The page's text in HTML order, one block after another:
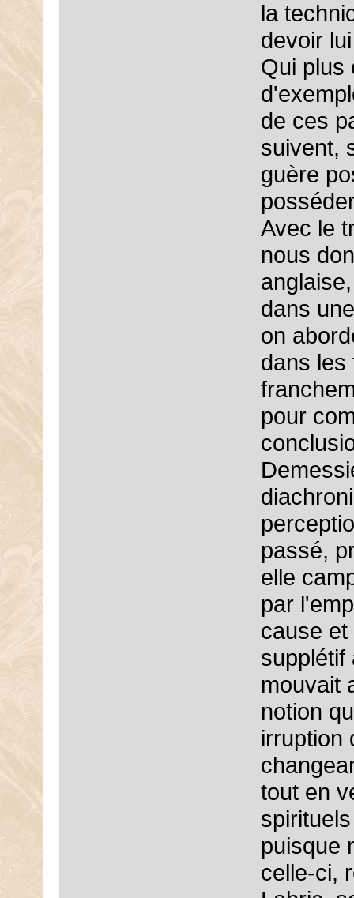
la
devoir
Qui plus
de ces
suivent,
guère
Avec le
nous
dans
on
dans les
pour
passé,
elle
par
cause et
supplétif
mouvait
notion
irruption
tout en
puisque
celle-ci,